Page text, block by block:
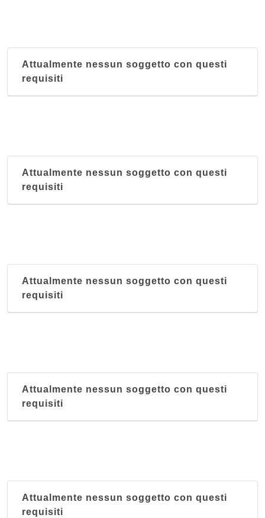
Attualmente nessun soggetto con questi
requisiti
Attualmente nessun soggetto con questi
requisiti
Attualmente nessun soggetto con questi
requisiti
Attualmente nessun soggetto con questi
requisiti
Attualmente nessun soggetto con questi
requisiti